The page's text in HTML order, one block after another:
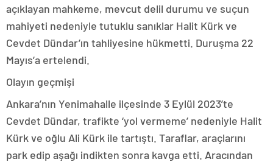
açıklayan mahkeme, mevcut delil durumu ve suçun
mahiyeti nedeniyle tutuklu sanıklar Halit Kürk ve
Cevdet Dündar’ın tahliyesine hükmetti. Duruşma 22
Mayıs’a ertelendi.
Olayın geçmişi
Ankara’nın Yenimahalle ilçesinde 3 Eylül 2023’te
Cevdet Dündar, trafikte ‘yol vermeme’ nedeniyle Halit
Kürk ve oğlu Ali Kürk ile tartıştı. Taraflar, araçlarını
park edip aşağı indikten sonra kavga etti. Aracından